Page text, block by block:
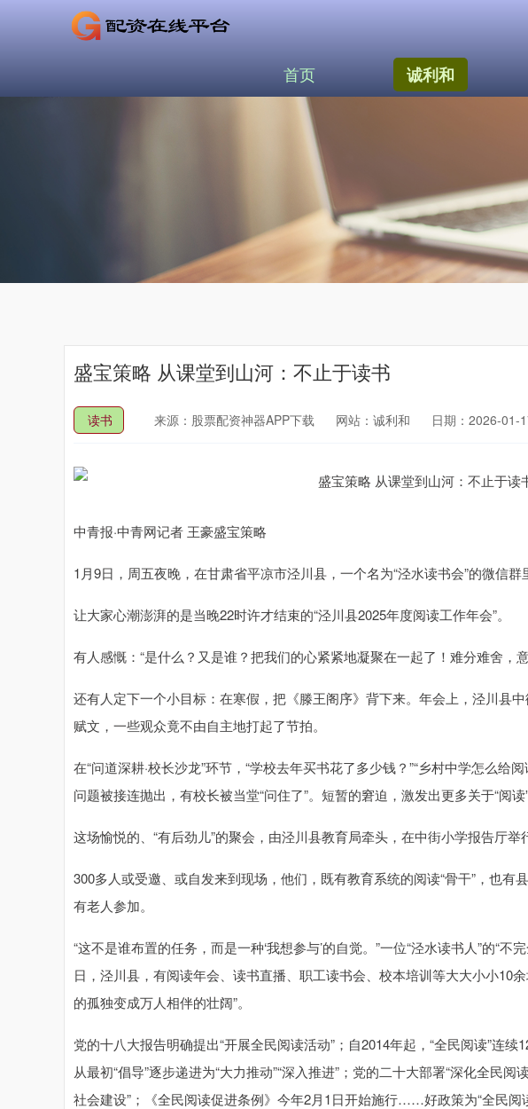
首页 诚利和
盛宝策略 从课堂到山河：不止于读书
读书 来源：股票配资神器APP下载 网站：诚利和 日期：2026-01-
中青报·中青网记者 王豪盛宝策略
1月9日，周五夜晚，在甘肃省平凉市泾川县，一个名为“泾水读书会”的微信群
让大家心潮澎湃的是当晚22时许才结束的“泾川县2025年度阅读工作年会”。
有人感慨：“是什么？又是谁？把我们的心紧紧地凝聚在一起了！难分难舍，
还有人定下一个小目标：在寒假，把《滕王阁序》背下来。年会上，泾川县
赋文，一些观众竟不由自主地打起了节拍。
在“问道深耕·校长沙龙”环节，“学校去年买书花了多少钱？”“乡村中学怎么给
问题被接连抛出，有校长被当堂“问住了”。短暂的窘迫，激发出更多关于“阅读”
这场愉悦的、“有后劲儿”的聚会，由泾川县教育局牵头，在中街小学报告厅举
300多人或受邀、或自发来到现场，他们，既有教育系统的阅读“骨干”，也有
有老人参加。
“这不是谁布置的任务，而是一种‘我想参与’的自觉。”一位“泾水读书人”的“
日，泾川县，有阅读年会、读书直播、职工读书会、校本培训等大大小小10
的孤独变成万人相伴的壮阔”。
党的十八大报告明确提出“开展全民阅读活动”；自2014年起，“全民阅读”连
从最初“倡导”逐步递进为“大力推动”“深入推进”；党的二十大部署“深化全民阅
社会建设”；《全民阅读促进条例》今年2月1日开始施行……好政策为“全民阅
1.02% 深证成指 14311.01 200.89 1.42% 沪深